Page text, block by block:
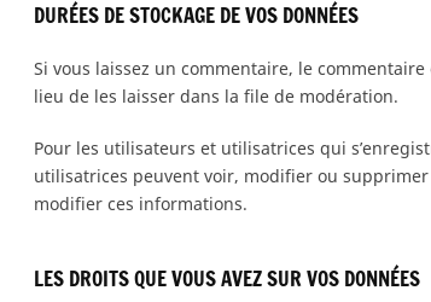
DURÉES DE STOCKAGE DE VOS DONNÉES
Si vous laissez un commentaire, le
lieu de les laisser dans la file de modération.
Pour les utilisateurs et utilisatrices qui
utilisatrices peuvent voir, modifier ou
modifier ces informations.
LES DROITS QUE VOUS AVEZ SUR VOS DONNÉES